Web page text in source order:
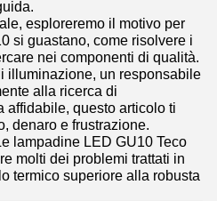
esploreremo il motivo per
si guastano, come risolvere i
nei componenti di qualità.
illuminazione, un responsabile
alla ricerca di
affidabile, questo articolo ti
denaro e frustrazione.
lampadine LED GU10 Teco
molti dei problemi trattati in
termico superiore alla robusta